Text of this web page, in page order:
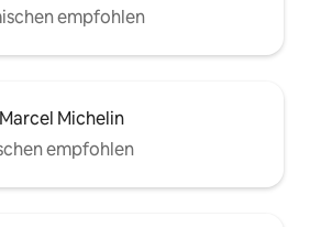
empfohlen
Michelin
empfohlen